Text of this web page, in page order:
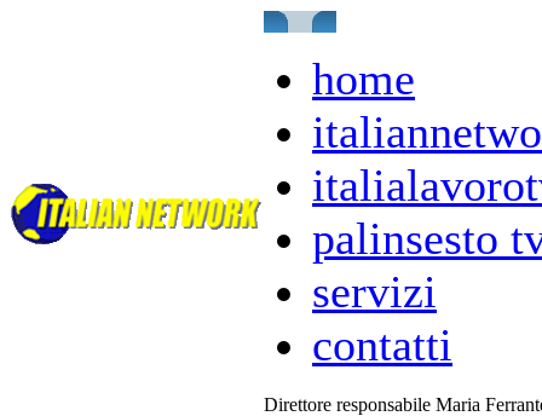
home
palinsesto
servizi
contatti
Direttore responsabile Maria